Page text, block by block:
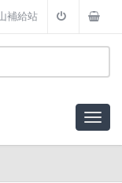
補給站